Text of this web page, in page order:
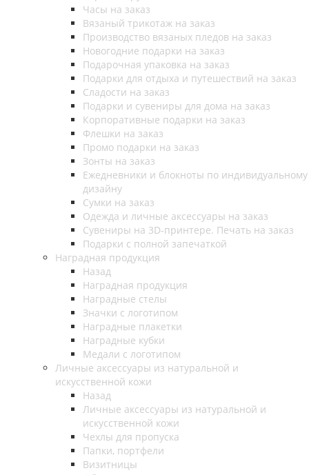
Часы на заказ
Вязаный трикотаж на заказ
Производство вязаных пледов на заказ
Новогодние подарки на заказ
Подарочная упаковка на заказ
Подарки для отдыха и путешествий на заказ
Сладости на заказ
Подарки и сувениры для дома на заказ
Корпоративные подарки на заказ
Флешки на заказ
Промо подарки на заказ
Зонты на заказ
Ежедневники и блокноты по индивидуальному
дизайну
Сумки на заказ
Одежда и личные аксессуары на заказ
Сувениры на 3D-принтере. Печать на заказ
Подарки с полной запечаткой
Наградная продукция
Назад
Наградная продукция
Наградные стелы
Значки с логотипом
Наградные плакетки
Наградные кубки
Медали с логотипом
Личные аксессуары из натуральной и
искусственной кожи
Назад
Личные аксессуары из натуральной и
искусственной кожи
Чехлы для пропуска
Папки, портфели
Визитницы